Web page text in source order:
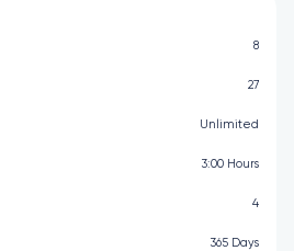
8
27
Unlimited
3:00 Hours
4
365 Days